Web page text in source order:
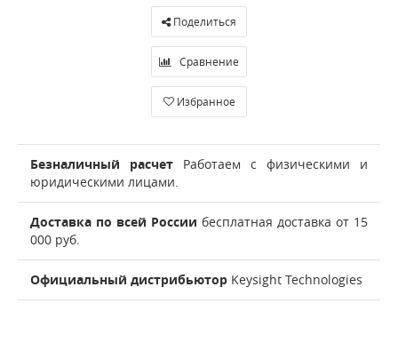
Поделиться
Сравнение
Избранное
Безналичный расчет Работаем с физическими и
юридическими лицами.
Доставка по всей России бесплатная доставка от 15
000 руб.
Официальный дистрибьютор Keysight Technologies